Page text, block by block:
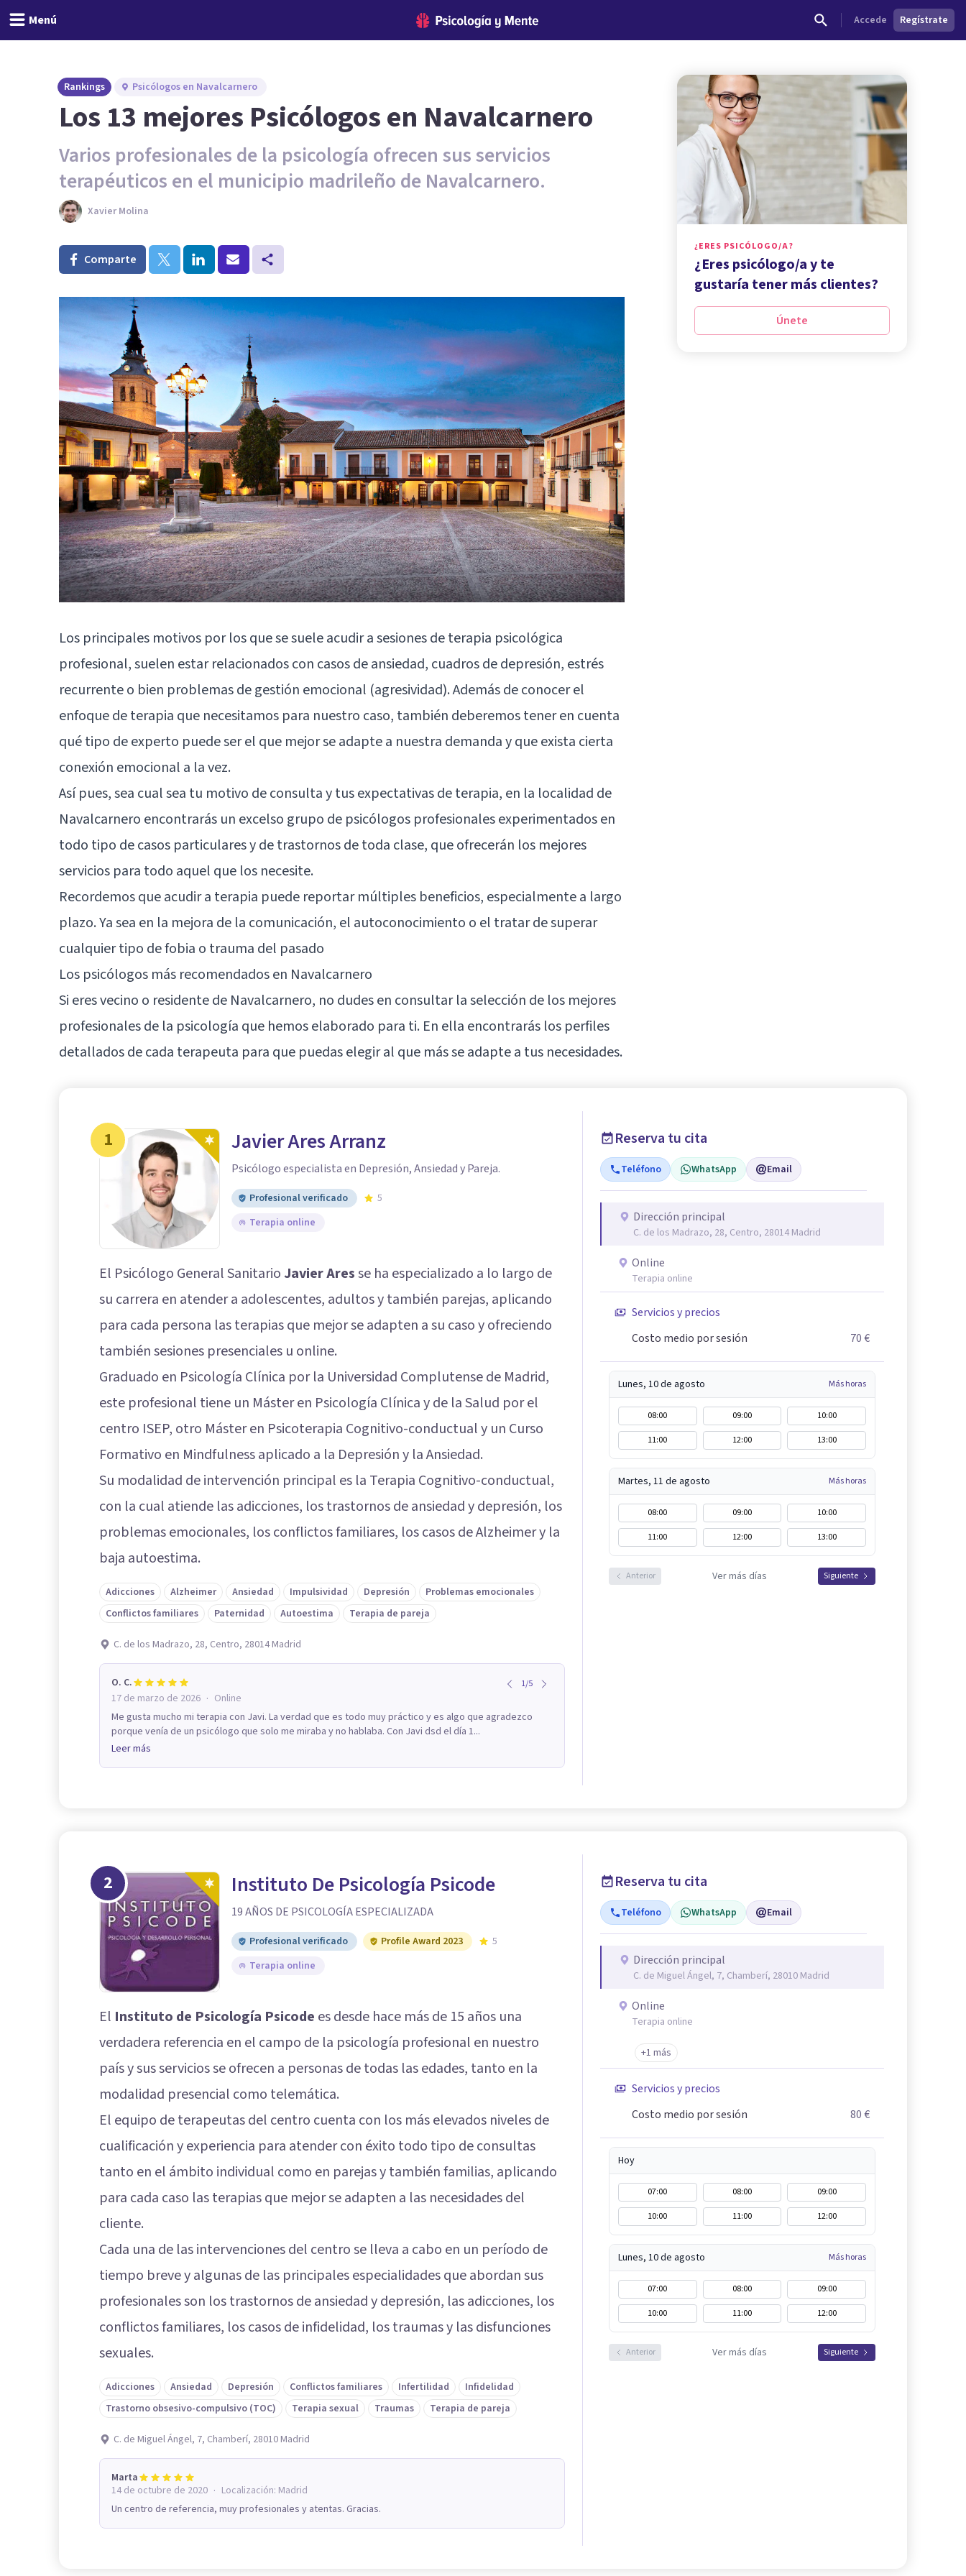
Menú Accede Regístrate
Rankings Psicólogos en Navalcarnero
Los 13 mejores Psicólogos en Navalcarnero
Varios profesionales de la psicología ofrecen sus servicios
terapéuticos en el municipio madrileño de Navalcarnero.
Xavier Molina
Comparte
Los principales motivos por los que se suele acudir a sesiones de terapia psicológica
profesional, suelen estar relacionados con casos de ansiedad, cuadros de depresión, estrés
recurrente o bien problemas de gestión emocional (agresividad). Además de conocer el
enfoque de terapia que necesitamos para nuestro caso, también deberemos tener en cuenta
qué tipo de experto puede ser el que mejor se adapte a nuestra demanda y que exista cierta
conexión emocional a la vez.
Así pues, sea cual sea tu motivo de consulta y tus expectativas de terapia, en la localidad de
Navalcarnero encontrarás un excelso grupo de psicólogos profesionales experimentados en
todo tipo de casos particulares y de trastornos de toda clase, que ofrecerán los mejores
servicios para todo aquel que los necesite.
Recordemos que acudir a terapia puede reportar múltiples beneficios, especialmente a largo
plazo. Ya sea en la mejora de la comunicación, el autoconocimiento o el tratar de superar
cualquier tipo de fobia o trauma del pasado
Los psicólogos más recomendados en Navalcarnero
Si eres vecino o residente de Navalcarnero, no dudes en consultar la selección de los mejores
profesionales de la psicología que hemos elaborado para ti. En ella encontrarás los perfiles
detallados de cada terapeuta para que puedas elegir al que más se adapte a tus necesidades.
¿ERES PSICÓLOGO/A?
¿Eres psicólogo/a y te
gustaría tener más clientes?
Únete
1 Javier Ares Arranz
Psicólogo especialista en Depresión, Ansiedad y Pareja.
Profesional verificado
5
Terapia online
El Psicólogo General SanitarioJavier Aresse ha especializado a lo largo de
su carrera en atender a adolescentes, adultos y también parejas, aplicando
para cada persona las terapias que mejor se adapten a su caso y ofreciendo
también sesiones presenciales u online.
Graduado en Psicología Clínica por la Universidad Complutense de Madrid,
este profesional tiene un Máster en Psicología Clínica y de la Salud por el
centro ISEP, otro Máster en Psicoterapia Cognitivo-conductual y un Curso
Formativo en Mindfulness aplicado a la Depresión y la Ansiedad.
Su modalidad de intervención principal es la Terapia Cognitivo-conductual,
con la cual atiende las adicciones, los trastornos de ansiedad y depresión, los
problemas emocionales, los conflictos familiares, los casos de Alzheimer y la
baja autoestima.
Adicciones Alzheimer Ansiedad Impulsividad Depresión
Problemas emocionales
Conflictos familiares
Paternidad Autoestima Terapia de pareja
C. de los Madrazo, 28, Centro, 28014 Madrid
O. C. 1/5
17 de marzo de 2026 · Online
Me gusta mucho mi terapia con Javi. La verdad que es todo muy práctico y es algo que agradezco
porque venía de un psicólogo que solo me miraba y no hablaba. Con Javi dsd el día 1...
Leer más
Reserva tu cita
Teléfono WhatsApp Email
Dirección principal
C. de los Madrazo, 28, Centro, 28014 Madrid
Online
Terapia online
Servicios y precios
Costo medio por sesión
70 €
Lunes, 10 de agosto Más horas
08:00 09:00
10:00
11:00
12:00 13:00
Martes, 11 de agosto Más horas
08:00 09:00
10:00
11:00
12:00 13:00
Anterior Ver más días Siguiente
2 Instituto De Psicología Psicode
19 AÑOS DE PSICOLOGÍA ESPECIALIZADA
Profesional verificado Profile Award 2023
5
Terapia online
El Instituto de Psicología Psicode es desde hace más de 15 años una
verdadera referencia en el campo de la psicología profesional en nuestro
país y sus servicios se ofrecen a personas de todas las edades, tanto en la
modalidad presencial como telemática.
El equipo de terapeutas del centro cuenta con los más elevados niveles de
cualificación y experiencia para atender con éxito todo tipo de consultas
tanto en el ámbito individual como en parejas y también familias, aplicando
para cada caso las terapias que mejor se adapten a las necesidades del
cliente.
Cada una de las intervenciones del centro se lleva a cabo en un período de
tiempo breve y algunas de las principales especialidades que abordan sus
profesionales son los trastornos de ansiedad y depresión, las adicciones, los
conflictos familiares, los casos de infidelidad, los traumas y las disfunciones
sexuales.
Adicciones Ansiedad Depresión Conflictos familiares Infertilidad
Infidelidad
Trastorno obsesivo-compulsivo (TOC)
Terapia sexual Traumas Terapia de pareja
C. de Miguel Ángel, 7, Chamberí, 28010 Madrid
Marta
14 de octubre de 2020 · Localización: Madrid
Un centro de referencia, muy profesionales y atentas. Gracias.
Reserva tu cita
Teléfono WhatsApp Email
Dirección principal
C. de Miguel Ángel, 7, Chamberí, 28010 Madrid
Online
Terapia online
+1 más
Servicios y precios
Costo medio por sesión
80 €
Hoy
07:00 08:00
09:00
10:00
11:00 12:00
Lunes, 10 de agosto Más horas
07:00 08:00
09:00
10:00
11:00 12:00
Anterior Ver más días Siguiente